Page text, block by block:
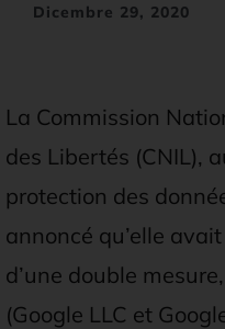
Dicembre 29, 2020
La Commission
des Libertés (CNIL),
protection des
annoncé qu’elle
d’une double
(Google LLC et